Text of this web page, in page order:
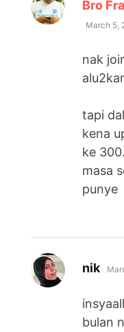
Bro
March 5,
nak
tapi
kena
ke
masa
punye
nik
bulan